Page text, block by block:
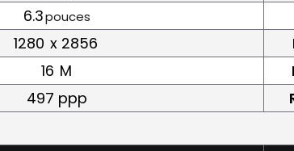
6.3pouces
1280 x 2856
16 M
497 ppp